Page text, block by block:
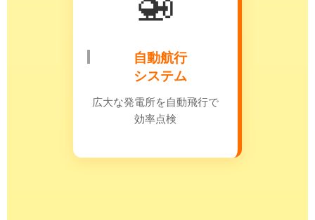
自動航行
システム
広大な発電所を自動飛行で
効率点検